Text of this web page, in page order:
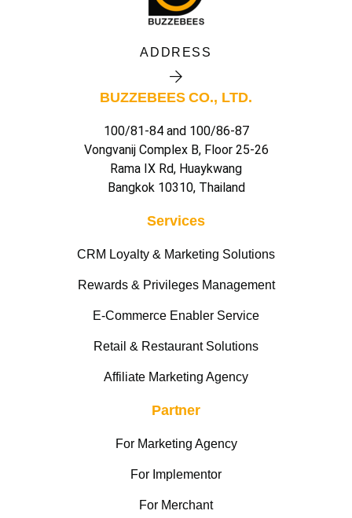
ADDRESS
BUZZEBEES CO., LTD.
100/81-84 and 100/86-87
Vongvanij Complex B, Floor 25-26
Rama IX Rd, Huaykwang
Bangkok 10310, Thailand
Services
CRM Loyalty & Marketing Solutions
Rewards & Privileges Management
E-Commerce Enabler Service
Retail & Restaurant Solutions
Affiliate Marketing Agency
Partner
For Marketing Agency
For Implementor
For Merchant